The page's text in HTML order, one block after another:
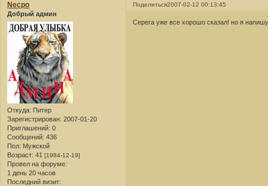
Поделиться2007-02-12 00:13:45
Necpo
Добрый админ
Откуда: Питер
Зарегистрирован: 2007-01-20
Приглашений: 0
Сообщений: 436
Пол: Мужской
Возраст: 41 [1984-12-19]
Провел на форуме:
1 день 20 часов
Последний визит:
Серега уже все хорошо сказал! но я